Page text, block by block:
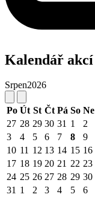
Kalendář akcí
Srpen2026
Po Út St Čt Pá So Ne
27 28 29 30 31 1
2
3
4 5 6 7 8
9
10 11 12 13 14 15 16
17 18 19 20 21 22 23
24 25 26 27 28 29 30
31 1 2 3 4 5 6